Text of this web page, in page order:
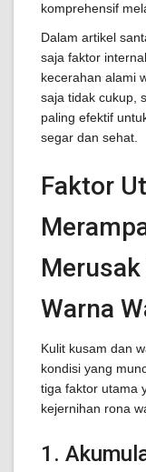
komprehensif
Dalam artikel
saja faktor
kecerahan alami
saja tidak cukup,
paling efektif
segar dan sehat.
Faktor
Warna
Kulit kusam dan
kondisi yang
tiga faktor utama
kejernihan rona
1.